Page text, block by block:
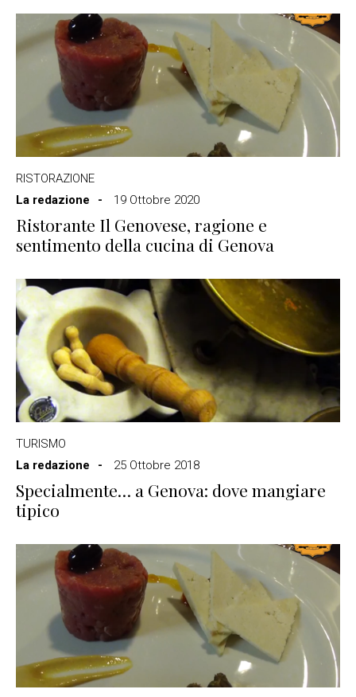
RISTORAZIONE
La redazione
19 Ottobre 2020
Ristorante Il Genovese, ragione e
sentimento della cucina di Genova
TURISMO
La redazione
25 Ottobre 2018
Specialmente… a Genova: dove mangiare
tipico